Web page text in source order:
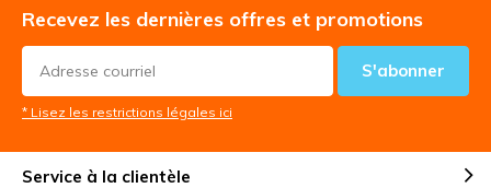
Recevez les dernières offres et promotions
S'abonner
* Lisez les restrictions légales ici
Service à la clientèle